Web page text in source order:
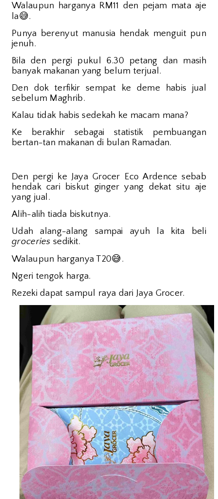
Walaupun harganya RM11 den pejam mata aje
la😅.
Punya berenyut manusia hendak menguit pun
jenuh.
Bila den pergi pukul 6.30 petang dan masih
banyak makanan yang belum terjual.
Den dok terfikir sempat ke deme habis jual
sebelum Maghrib.
Kalau tidak habis sedekah ke macam mana?
Ke berakhir sebagai statistik pembuangan
bertan-tan makanan di bulan Ramadan.
Den pergi ke Jaya Grocer Eco Ardence sebab
hendak cari biskut ginger yang dekat situ aje
yang jual.
Alih-alih tiada biskutnya.
Udah alang-alang sampai ayuh la kita beli
groceries sedikit.
Walaupun harganya T20😅.
Ngeri tengok harga.
Rezeki dapat sampul raya dari Jaya Grocer.